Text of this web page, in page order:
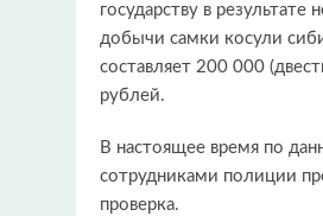
государству в результате
добычи самки косули
составляет 200 000
рублей.
В настоящее время по
сотрудниками полиции
проверка.